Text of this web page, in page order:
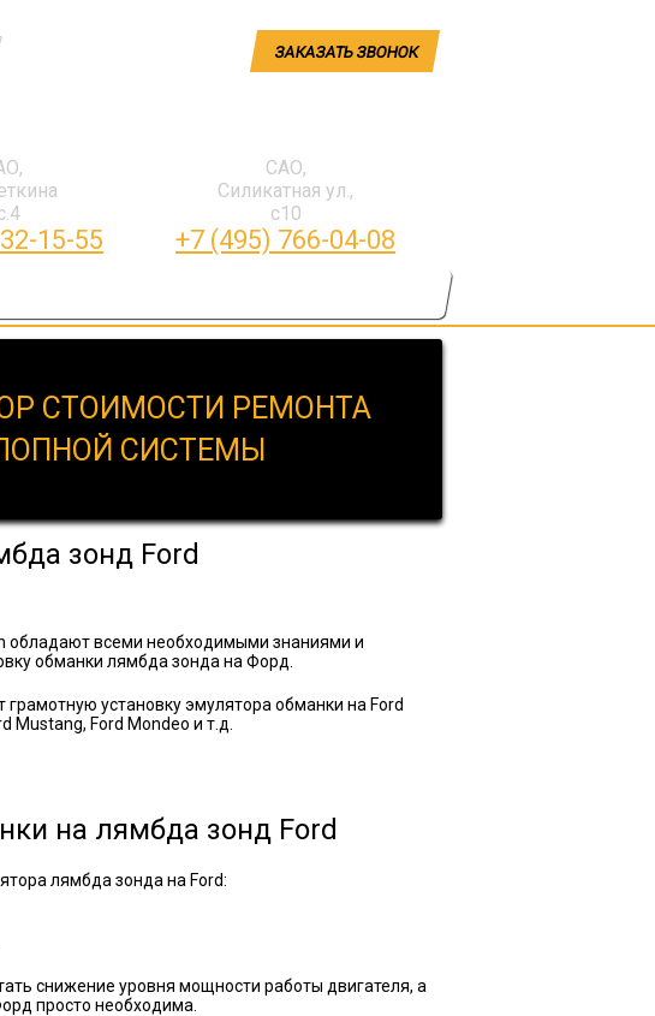
ЗАКАЗАТЬ ЗВОНОК
15-55
САО,
Силикатная ул.,
с10
+7 (495) 766-04-08
СТОИМОСТИ РЕМОНТА
СИСТЕМЫ
зонд Ford
обладают всеми необходимыми знаниями и
обманки лямбда зонда на Форд.
установку эмулятора обманки на Ford
Mustang, Ford Mondeo и т.д.
на лямбда зонд Ford
лямбда зонда на Ford:
снижение уровня мощности работы двигателя, а
просто необходима.